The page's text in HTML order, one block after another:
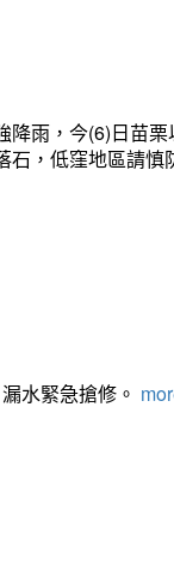
雨，今(6)日苗
石，低窪地區請
水緊急搶修。